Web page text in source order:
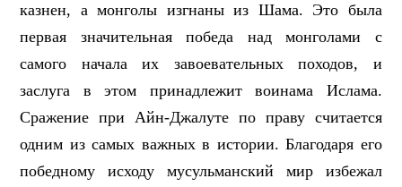
казнен, а монголы изгнаны из Шама. Это была
первая значительная победа над монголами с
самого начала их завоевательных походов, и
заслуга в этом принадлежит воинама Ислама.
Сражение при Айн-Джалуте по праву считается
одним из самых важных в истории. Благодаря его
победному исходу мусульманский мир избежал